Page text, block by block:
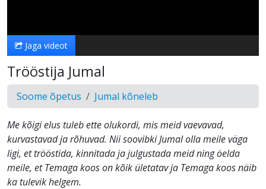
Jaga videot
Trööstija Jumal
Soome õpetus Jumal kõneleb
Me kõigi elus tuleb ette olukordi, mis meid vaevavad,
kurvastavad ja rõhuvad. Nii soovibki Jumal olla meile väga
ligi, et trööstida, kinnitada ja julgustada meid ning öelda
meile, et Temaga koos on kõik ületatav ja Temaga koos näib
ka tulevik helgem.